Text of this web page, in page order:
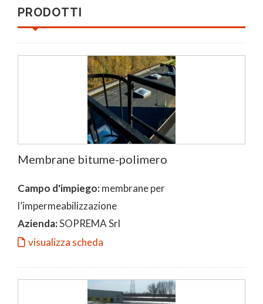
PRODOTTI
Membrane bitume-polimero
Campo d'impiego:membrane per
l’impermeabilizzazione
Azienda:SOPREMA Srl
visualizza scheda